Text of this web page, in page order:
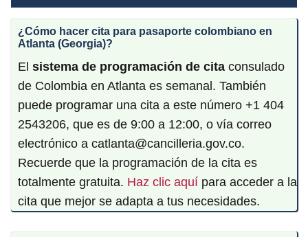
¿Cómo hacer cita para pasaporte colombiano en
Atlanta (Georgia)?
El sistema de programación de cita consulado
de Colombia en Atlanta es semanal. También
puede programar una cita a este número +1 404
2543206, que es de 9:00 a 12:00, o vía correo
electrónico a catlanta@cancilleria.gov.co.
Recuerde que la programación de la cita es
totalmente gratuita. Haz clic aquí para acceder a la
cita que mejor se adapta a tus necesidades.